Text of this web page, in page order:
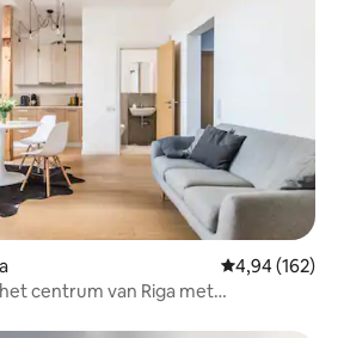
Gemiddelde
4,94 (162)
centrum van Riga met